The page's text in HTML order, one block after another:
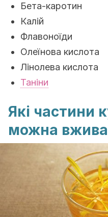
Бета-каротин
Калій
Флавоноїди
Олеїнова кислота
Лінолева кислота
Таніни
Які частини
можна